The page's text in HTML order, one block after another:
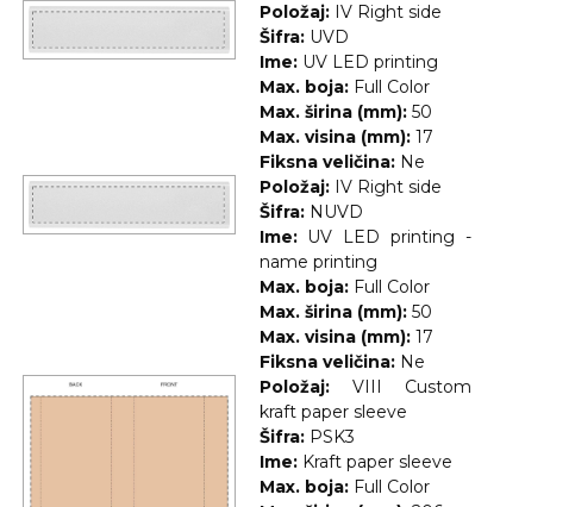
Položaj: IV Right side
Šifra: UVD
Ime: UV LED printing
Max. boja: Full Color
Max. širina (mm): 50
Max. visina (mm): 17
Fiksna veličina: Ne
Položaj: IV Right side
Šifra: NUVD
Ime: UV LED printing -
name printing
Max. boja: Full Color
Max. širina (mm): 50
Max. visina (mm): 17
Fiksna veličina: Ne
Položaj:
VIII Custom
kraft paper sleeve
Šifra: PSK3
Ime: Kraft paper sleeve
Max. boja: Full Color